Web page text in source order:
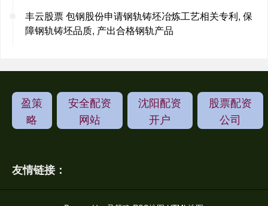
丰云股票 包钢股份申请钢轨铸坯冶炼工艺相关专利, 保
障钢轨铸坯品质, 产出合格钢轨产品
盈策
略
安全配资
网站
沈阳配资
开户
股票配资
公司
友情链接：